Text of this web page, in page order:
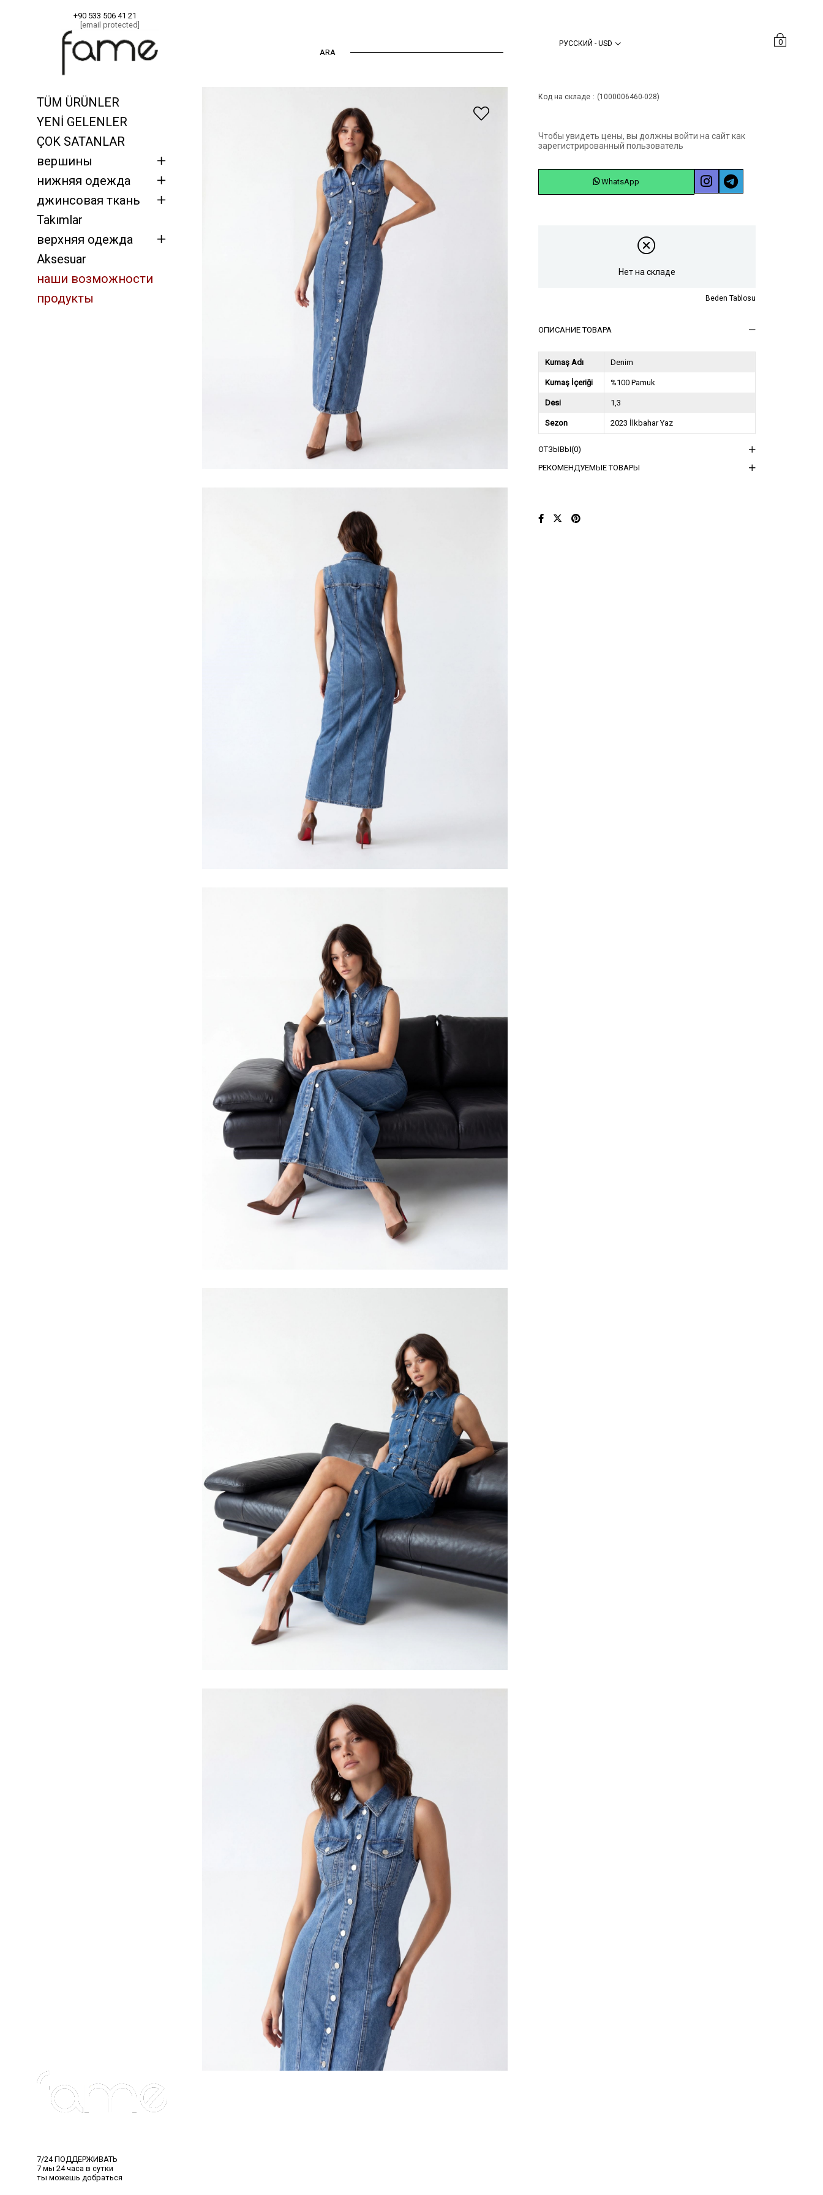
+90 533 506 41 21
[email protected]
РУССКИЙ - USD 0
TÜM ÜRÜNLER
YENİ GELENLER
ÇOK SATANLAR
вершины
нижняя одежда
джинсовая ткань
Takımlar
верхняя одежда
Aksesuar
наши возможности
продукты
ARA
Код на складе (1000006460-028)
Чтобы увидеть цены, вы должны войти на сайт как
зарегистрированный пользователь
WhatsApp
Нет на складе
Beden Tablosu
ОПИСАНИЕ ТОВАРА
Kumaş Adı Denim
Kumaş İçeriği %100 Pamuk
Desi 1,3
Sezon 2023 İlkbahar Yaz
Asorti Bilgisi 2S-2M-2L
ОТЗЫВЫ(0)
РЕКОМЕНДУЕМЫЕ ТОВАРЫ
7/24 ПОДДЕРЖИВАТЬ
7 мы 24 часа в сутки
ты можешь добраться